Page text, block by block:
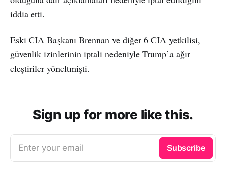
iddia etti.
Eski CIA Başkanı Brennan ve diğer 6 CIA yetkilisi,
güvenlik izinlerinin iptali nedeniyle Trump’a ağır
eleştiriler yöneltmişti.
Sign up for more like this.
Enter your email Subscribe